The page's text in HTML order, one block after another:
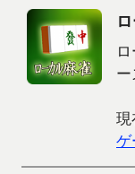
ー
現
ゲ